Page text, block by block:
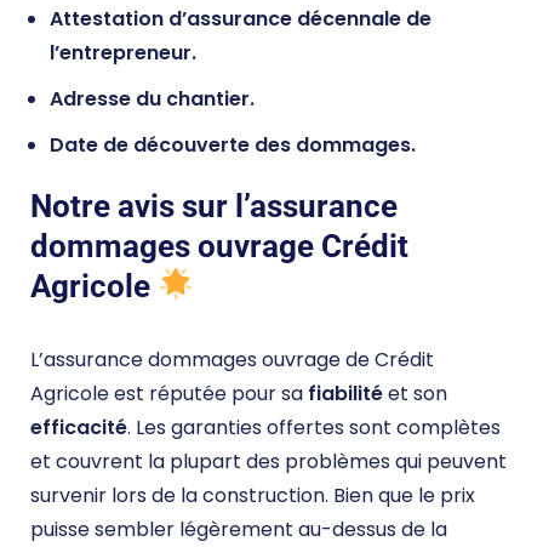
Attestation d’assurance décennale de
l’entrepreneur.
Adresse du chantier.
Date de découverte des dommages.
Notre avis sur l’assurance
dommages ouvrage Crédit
Agricole
L’assurance dommages ouvrage de Crédit
Agricole est réputée pour sa fiabilitéet son
efficacité. Les garanties offertes sont complètes
et couvrent la plupart des problèmes qui peuvent
survenir lors de la construction. Bien que le prix
puisse sembler légèrement au-dessus de la